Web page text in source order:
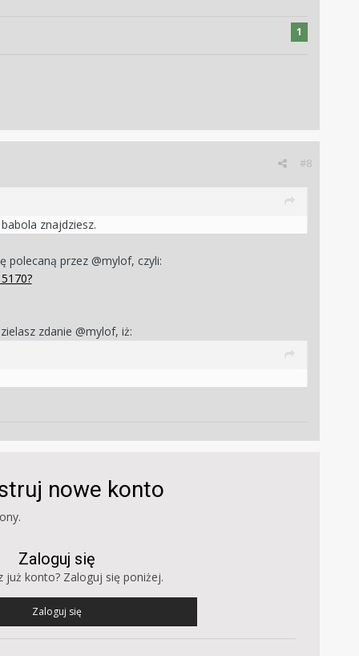
1
#8
znajdziesz.
polecaną przez @mylof, czyli:
zdanie @mylof, iż:
nowe konto
Zaloguj się
już konto? Zaloguj się poniżej.
Zaloguj się